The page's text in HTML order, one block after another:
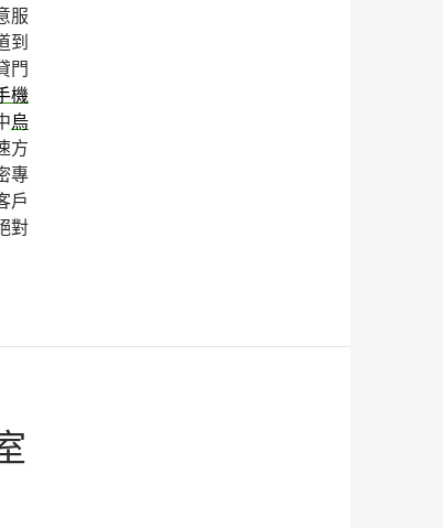
服
到
門
機
烏
方
專
戶
對